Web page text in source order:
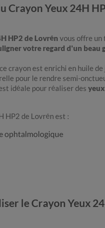
Crayon Yeux 24H
HP2 de Lovrén vous offre
votre regard d'un beau
crayon est enrichi en huile
pour le rendre semi-
idéale pour réaliser des yeux
HP2 de Lovrén est :
ophtalmologique
le Crayon Yeux